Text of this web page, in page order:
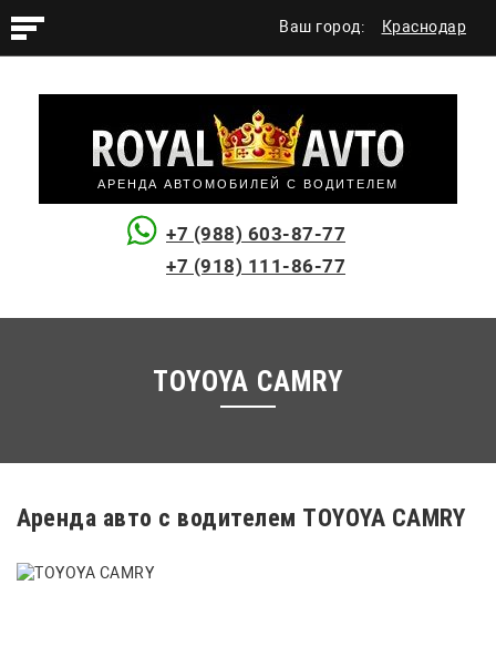
Ваш город: Краснодар
АРЕНДА АВТОМОБИЛЕЙ С ВОДИТЕЛЕМ
+7 (988) 603-87-77
+7 (918) 111-86-77
TOYOYA CAMRY
Аренда авто с водителем TOYOYA CAMRY